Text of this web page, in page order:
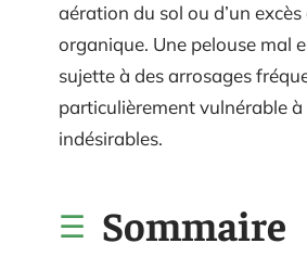
aération du sol ou d’un
organique. Une pelouse mal
sujette à des arrosages
particulièrement vulnérable à
indésirables.
Sommaire